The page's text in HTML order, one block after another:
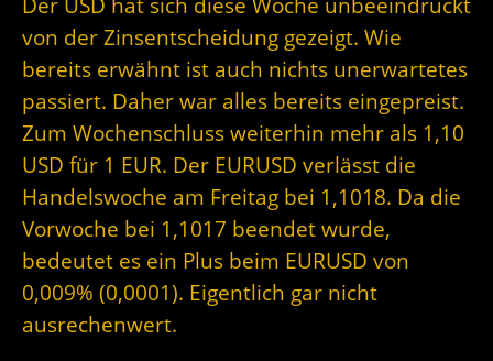
von der Zinsentscheidung gezeigt. Wie
bereits erwähnt ist auch nichts unerwartetes
passiert. Daher war alles bereits eingepreist.
Zum Wochenschluss weiterhin mehr als 1,10
USD für 1 EUR. Der EURUSD verlässt die
Handelswoche am Freitag bei 1,1018. Da die
Vorwoche bei 1,1017 beendet wurde,
bedeutet es ein Plus beim EURUSD von
0,009% (0,0001). Eigentlich gar nicht
ausrechenwert.